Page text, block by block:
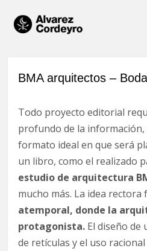
BMA arquitectos –
Todo proyecto editorial
profundo de la información,
formato ideal en que será
un libro, como el realizado
estudio de arquitectura
mucho más. La idea
atemporal, donde la
protagonista. El diseño de
de retículas y el uso